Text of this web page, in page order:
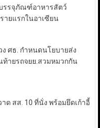
บรรจุภัณฑ์อาหารสัตว์
ายแรกในอาเซียน
ง ศธ. กำหนดนโยบายส่ง
ท้ายรถจยย.สวมหมวกกัน
ด สส. 10 ที่นั่ง พร้อมยึดเก้าอี้